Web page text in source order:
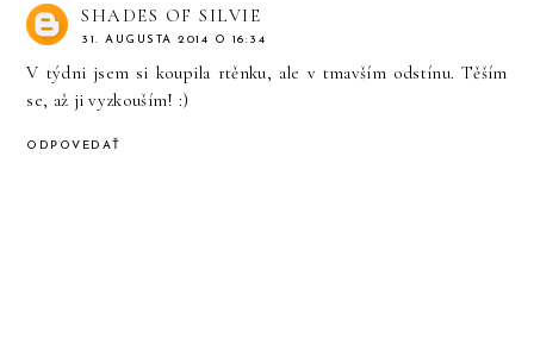
SHADES OF SILVIE
31. AUGUSTA 2014 O 16:34
V týdni jsem si koupila rtěnku, ale v tmavším odstínu. Těším
se, až ji vyzkouším! :)
ODPOVEDAŤ